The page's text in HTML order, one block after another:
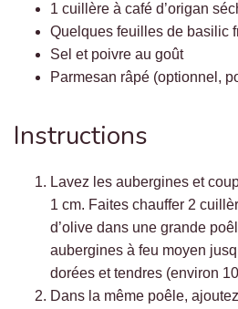
1 cuillère à café d’origan
Quelques feuilles de basilic
Sel et poivre au goût
Parmesan râpé (optionnel,
Instructions
Lavez les aubergines et
1 cm. Faites chauffer 2
d’olive dans une grande
aubergines à feu moyen
dorées et tendres (environ
Dans la même poêle,